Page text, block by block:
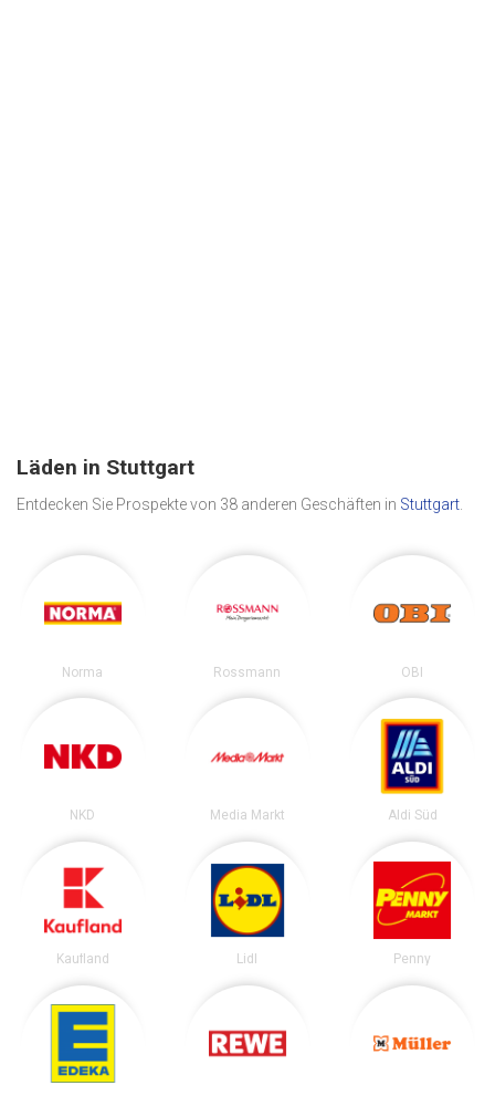
Läden in Stuttgart
Entdecken Sie Prospekte von 38 anderen Geschäften in Stuttgart
Norma Rossmann OBI
NKD Media Markt Aldi Süd
Kaufland Lidl Penny